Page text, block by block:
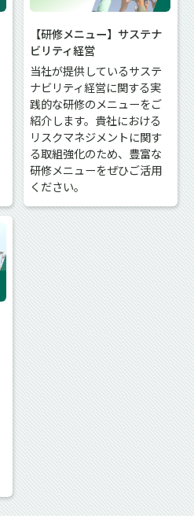
【研修メニュー】サステナ
ビリティ経営
当社が提供しているサステ
ナビリティ経営に関する実
践的な研修のメニューをご
紹介します。貴社における
リスクマネジメントに関す
る取組強化のため、豊富な
研修メニューをぜひご活用
ください。